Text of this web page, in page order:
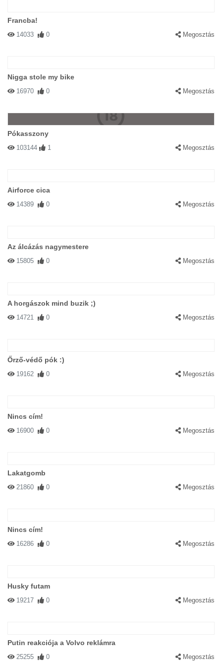
Francba!
14033 0 Megosztás
Nigga stole my bike
16970 0 Megosztás
Pókasszony
103144 1 Megosztás
Airforce cica
14389 0 Megosztás
Az álcázás nagymestere
15805 0 Megosztás
A horgászok mind buzik ;)
14721 0 Megosztás
Őrző-védő pók :)
19162 0 Megosztás
Nincs cím!
16900 0 Megosztás
Lakatgomb
21860 0 Megosztás
Nincs cím!
16286 0 Megosztás
Husky futam
19217 0 Megosztás
Putin reakciója a Volvo reklámra
25255 0 Megosztás